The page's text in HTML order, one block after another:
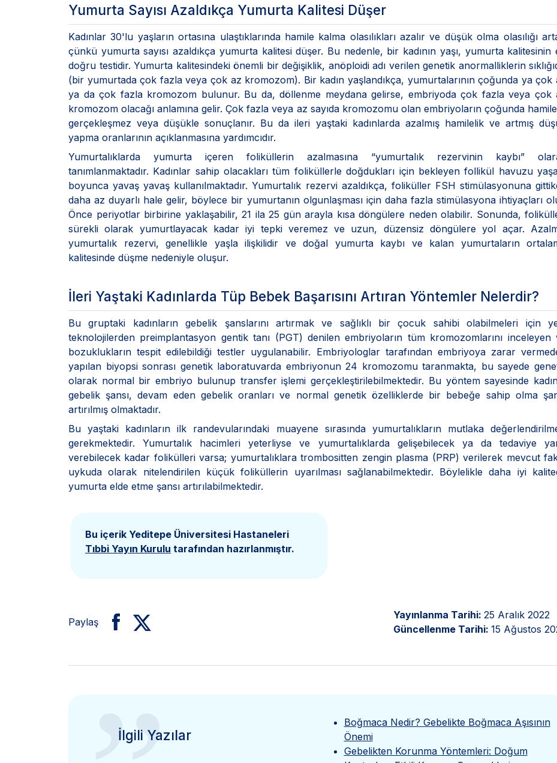
Yumurta Sayısı Azaldıkça Yumurta Kalitesi Düşer
Kadınlar 30'lu yaşların ortasına ulaştıklarında hamile kalma olasılıkları azalır ve düşük olma olasılığı
çünkü yumurta sayısı azaldıkça yumurta kalitesi düşer. Bu nedenle, bir kadının yaşı, yumurta kalitesinin
doğru testidir. Yumurta kalitesindeki önemli bir değişiklik, anöploidi adı verilen genetik anormalliklerin
(bir yumurtada çok fazla veya çok az kromozom). Bir kadın yaşlandıkça, yumurtalarının çoğunda ya çok
ya da çok fazla kromozom bulunur. Bu da, döllenme meydana gelirse, embriyoda çok fazla veya çok
kromozom olacağı anlamına gelir. Çok fazla veya az sayıda kromozomu olan embriyoların çoğunda
gerçekleşmez veya düşükle sonuçlanır. Bu da ileri yaştaki kadınlarda azalmış hamilelik ve artmış
yapma oranlarının açıklanmasına yardımcıdır.
Yumurtalıklarda yumurta içeren foliküllerin azalmasına “yumurtalık rezervinin kaybı”
tanımlanmaktadır. Kadınlar sahip olacakları tüm foliküllerle doğdukları için bekleyen follikül havuzu
boyunca yavaş yavaş kullanılmaktadır. Yumurtalık rezervi azaldıkça, foliküller FSH stimülasyonuna
daha az duyarlı hale gelir, böylece bir yumurtanın olgunlaşması için daha fazla stimülasyona ihtiyaçları
Önce periyotlar birbirine yaklaşabilir, 21 ila 25 gün arayla kısa döngülere neden olabilir. Sonunda,
sürekli olarak yumurtlayacak kadar iyi tepki veremez ve uzun, düzensiz döngülere yol açar.
yumurtalık rezervi, genellikle yaşla ilişkilidir ve doğal yumurta kaybı ve kalan yumurtaların
kalitesinde düşme nedeniyle oluşur.
İleri Yaştaki Kadınlarda Tüp Bebek Başarısını Artıran Yöntemler Nelerdir?
Bu gruptaki kadınların gebelik şanslarını artırmak ve sağlıklı bir çocuk sahibi olabilmeleri için
teknolojilerden preimplantasyon gentik tanı (PGT) denilen embriyoların tüm kromozomlarını inceleyen
bozuklukların tespit edilebildiği testler uygulanabilir. Embriyologlar tarafından embriyoya zarar
yapılan biyopsi sonrası genetik laboratuvarda embriyonun 24 kromozomu taranmakta, bu sayede
olarak normal bir embriyo bulunup transfer işlemi gerçekleştirilebilmektedir. Bu yöntem sayesinde
gebelik şansı, devam eden gebelik oranları ve normal genetik özelliklerde bir bebeğe sahip olma
artırılmış olmaktadır.
Bu yaştaki kadınların ilk randevularındaki muayene sırasında yumurtalıkların mutlaka
gerekmektedir. Yumurtalık hacimleri yeterliyse ve yumurtalıklarda gelişebilecek ya da tedaviye
verebilecek kadar folikülleri varsa; yumurtalıklara trombositten zengin plasma (PRP) verilerek mevcut
uykuda olarak nitelendirilen küçük foliküllerin uyarılması sağlanabilmektedir. Böylelikle daha iyi
yumurta elde etme şansı artırılabilmektedir.
Bu içerik Yeditepe Üniversitesi Hastaneleri
Tıbbi Yayın Kurulu tarafından hazırlanmıştır.
Paylaş
Yayınlanma Tarihi: 25 Aralık 2022
Güncellenme Tarihi: 15 Ağustos
İlgili Yazılar
Boğmaca Nedir? Gebelikte Boğmaca Aşısının
Önemi
Gebelikten Korunma Yöntemleri: Doğum